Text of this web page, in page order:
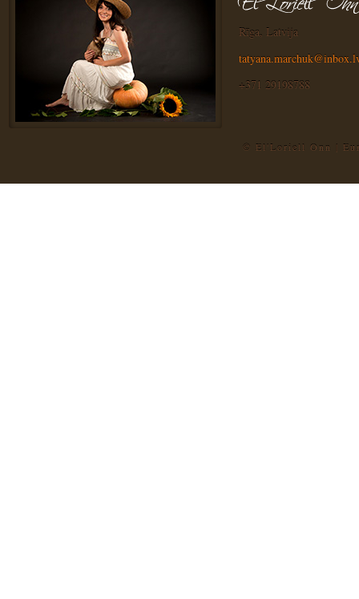
Rīga, Latvija
+371 29198788
© El'Loriell Onn |